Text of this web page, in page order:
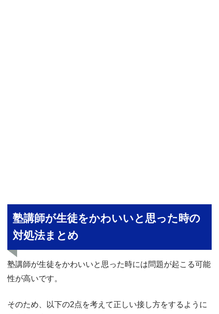
塾講師が生徒をかわいいと思った時の
対処法まとめ
塾講師が生徒をかわいいと思った時には問題が起こる可能
性が高いです。
そのため、以下の2点を考えて正しい接し方をするように